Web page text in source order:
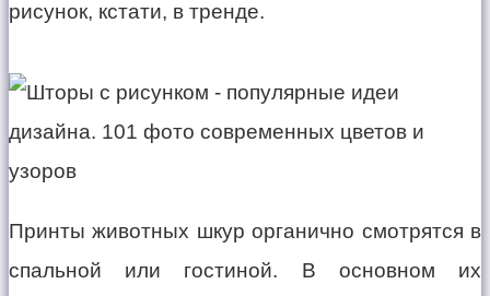
рисунок, кстати, в тренде.
Принты животных шкур органично смотрятся в
спальной или гостиной. В основном их